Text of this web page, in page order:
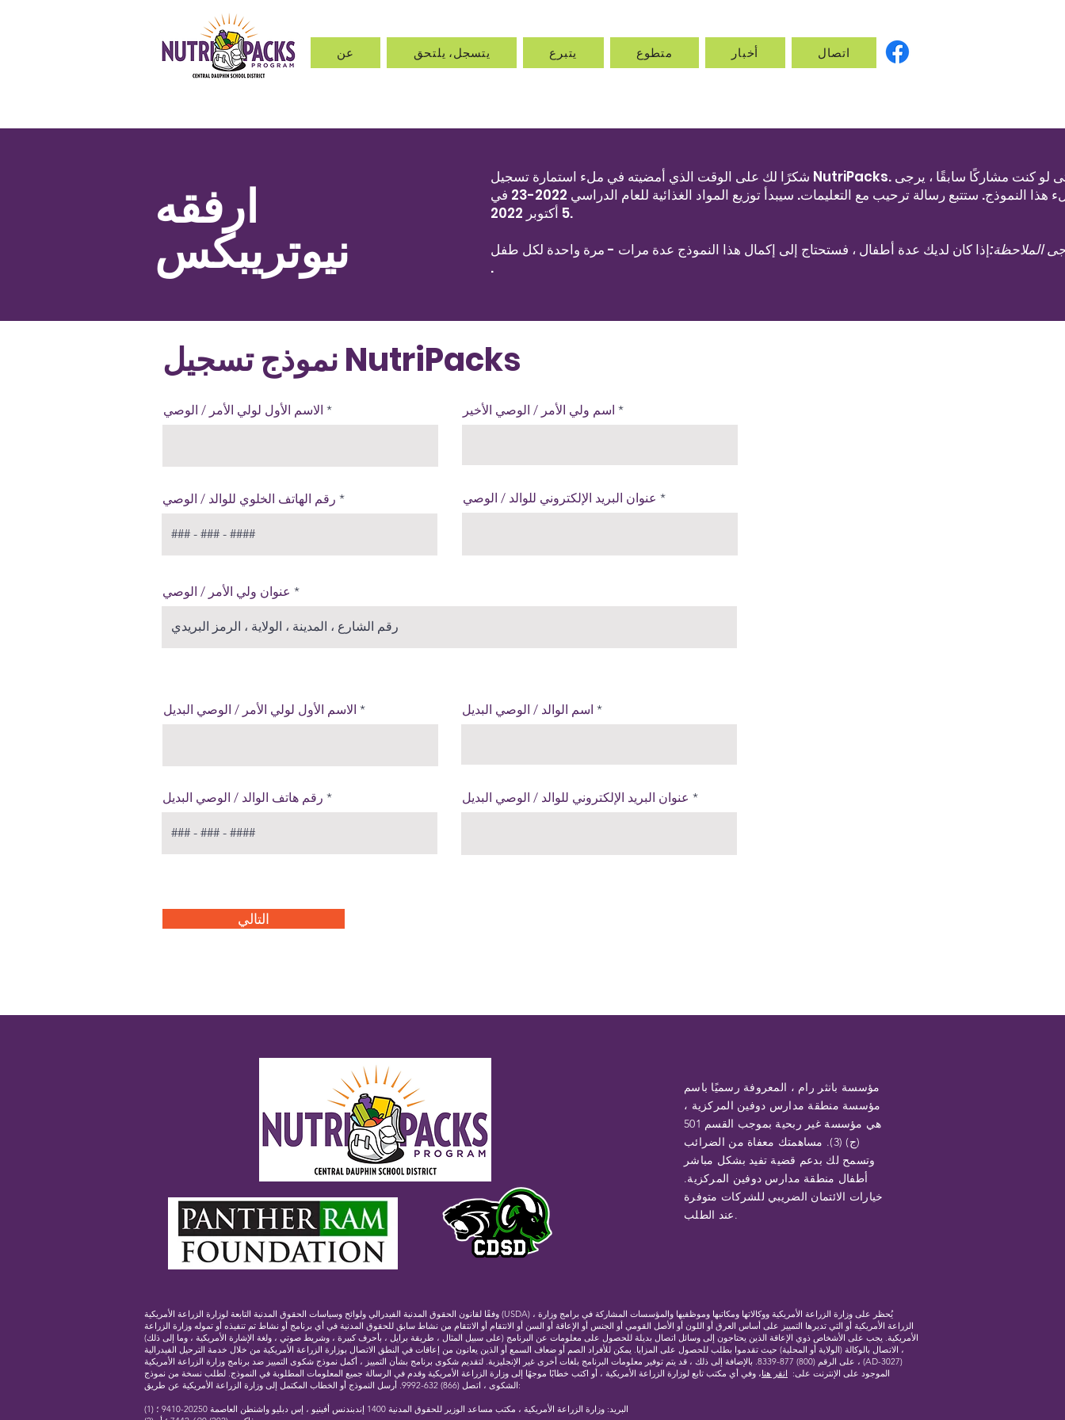
عن يتسجل، يلتحق يتبرع متطوع أخبار اتصال
ارفقه
نيوتريبكس
شكرًا لك على الوقت الذي أمضيته في ملء استمارة تسجيل NutriPacks. حتى لو كنت مشاركًا سابقًا ، يرجى
ملء هذا النموذج. ستتبع رسالة ترحيب مع التعليمات. سيبدأ توزيع المواد الغذائية للعام الدراسي 2022-23 في
5 أكتوبر 2022.
الملاحظة:إذا كان لديك عدة أطفال ، فستحتاج إلى إكمال هذا النموذج عدة مرات - مرة واحدة لكل طفل
.
نموذج تسجيل NutriPacks
الاسم الأول لولي الأمر / الوصي اسم ولي الأمر / الوصي الأخير
رقم الهاتف الخلوي للوالد / الوصي عنوان البريد الإلكتروني للوالد / الوصي
عنوان ولي الأمر / الوصي
الاسم الأول لولي الأمر / الوصي البديل اسم الوالد / الوصي البديل
رقم هاتف الوالد / الوصي البديل عنوان البريد الإلكتروني للوالد / الوصي البديل
التالي
مؤسسة بانثر رام ، المعروفة رسميًا باسم
مؤسسة منطقة مدارس دوفين المركزية ،
هي مؤسسة غير ربحية بموجب القسم 501
(ج) (3). مساهمتك معفاة من الضرائب
وتسمح لك بدعم قضية تفيد بشكل مباشر
أطفال منطقة مدارس دوفين المركزية.
خيارات الائتمان الضريبي للشركات متوفرة
عند الطلب.
وفقًا لقانون الحقوق المدنية الفيدرالي ولوائح وسياسات الحقوق المدنية التابعة لوزارة الزراعة الأمريكية (USDA) ، يُحظر على وزارة الزراعة الأمريكية ووكالاتها ومكاتبها وموظفيها والمؤسسات المشاركة في برامج وزارة
الزراعة الأمريكية أو التي تديرها التمييز على أساس العرق أو اللون أو الأصل القومي أو الجنس أو الإعاقة أو السن أو الانتقام أو الانتقام من نشاط سابق للحقوق المدنية في أي برنامج أو نشاط تم تنفيذه أو تموله وزارة الزراعة
الأمريكية. يجب على الأشخاص ذوي الإعاقة الذين يحتاجون إلى وسائل اتصال بديلة للحصول على معلومات عن البرنامج (على سبيل المثال ، طريقة برايل ، بأحرف كبيرة ، وشريط صوتي ، ولغة الإشارة الأمريكية ، وما إلى ذلك)
، الاتصال بالوكالة (الولاية أو المحلية) حيث تقدموا بطلب للحصول على المزايا. يمكن للأفراد الصم أو ضعاف السمع أو الذين يعانون من إعاقات في النطق الاتصال بوزارة الزراعة الأمريكية من خلال خدمة الترحيل الفيدرالية
على الرقم (800) 877-8339. بالإضافة إلى ذلك ، قد يتم توفير معلومات البرنامج بلغات أخرى غير الإنجليزية. لتقديم شكوى برنامج بشأن التمييز ، أكمل نموذج شكوى التمييز ضد برنامج وزارة الزراعة الأمريكية ، (AD-3027)
الموجود على الإنترنت على: انقر هنا، وفي أي مكتب تابع لوزارة الزراعة الأمريكية ، أو اكتب خطابًا موجهًا إلى وزارة الزراعة الأمريكية وقدم في الرسالة جميع المعلومات المطلوبة في النموذج. لطلب نسخة من نموذج
الشكوى ، اتصل (866) 632-9992. أرسل النموذج أو الخطاب المكتمل إلى وزارة الزراعة الأمريكية عن طريق:
(1) البريد: وزارة الزراعة الأمريكية ، مكتب مساعد الوزير للحقوق المدنية 1400 إندبندنس أفينيو ، إس دبليو واشنطن العاصمة 20250-9410 ؛